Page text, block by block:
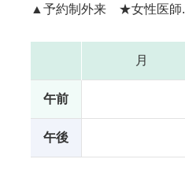
▲予約制外来 ★女性医師.
月
午前
午後